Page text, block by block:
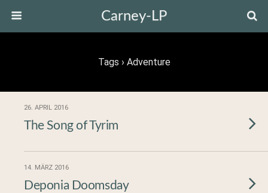
Carney-LP
Tags › Adventure
26. APRIL 2016
The Song of Tyrim
14. MÄRZ 2016
Deponia Doomsday